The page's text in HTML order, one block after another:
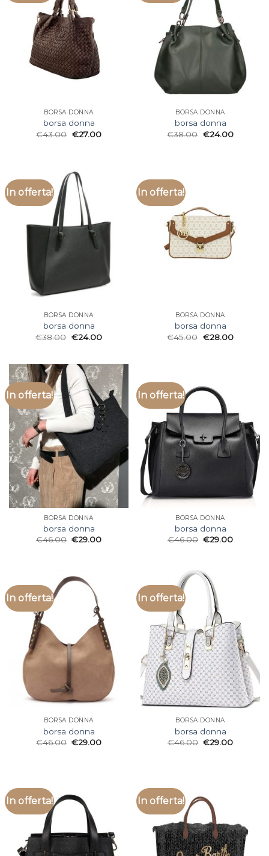
BORSA DONNA
borsa donna
€43.00 €27.00
BORSA DONNA
borsa donna
€38.00 €24.00
In offerta!
BORSA DONNA
borsa donna
€38.00 €24.00
In offerta!
BORSA DONNA
borsa donna
€45.00 €28.00
In offerta!
BORSA DONNA
borsa donna
€46.00 €29.00
In offerta!
BORSA DONNA
borsa donna
€46.00 €29.00
In offerta!
BORSA DONNA
borsa donna
€46.00 €29.00
In offerta!
BORSA DONNA
borsa donna
€46.00 €29.00
In offerta! In offerta!